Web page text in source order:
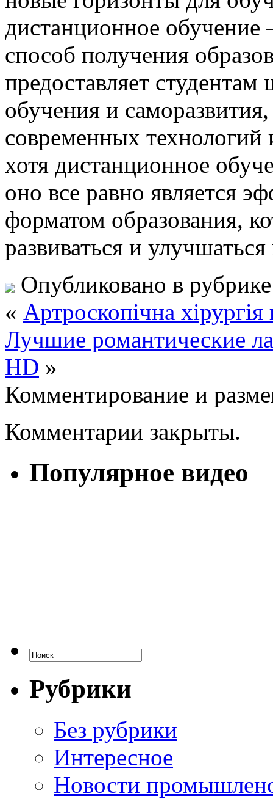
дистанционное
способ получения
предоставляет
обучения и
современных технологий
хотя дистанционное
оно все равно является
форматом образования,
развиваться и
Опубликовано в
« Артроскопічна хірургія
Лучшие романтические
HD »
Комментирование и
Комментарии закрыты.
Популярное видео
Рубрики
Без рубрики
Интересное
Новости